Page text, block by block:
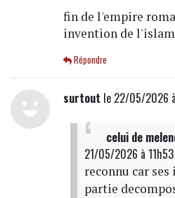
fin de l'empire
invention de
Répondre
surtout le 22/05/2026
celui de
21/05/2026 à 11h53
reconnu car
partie